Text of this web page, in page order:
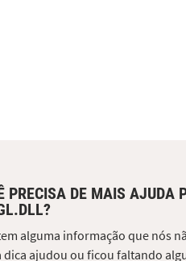
PRECISA DE MAIS AJUDA
alguma informação que nós
dica ajudou ou ficou faltando